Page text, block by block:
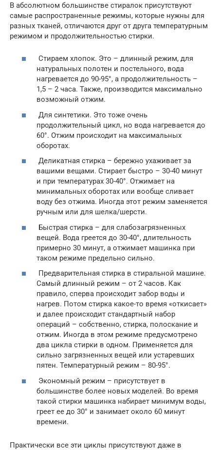
В абсолютном большинстве стиралок присутствуют
самые распространенные режимы, которые нужны для
разных тканей, отличаются друг от друга температурным
режимом и продолжительностью стирки.
Стираем хлопок. Это – длинный режим, для
натуральных полотен и постельного, вода
нагревается до 90-95°, а продолжительность –
1,5 – 2 часа. Также, производится максимально
возможный отжим.
Для синтетики. Это тоже очень
продолжительный цикл, но вода нагревается до
60°. Отжим происходит на максимальных
оборотах.
Деликатная стирка – бережно ухаживает за
вашими вещами. Стирает быстро – 30-40 минут
и при температурах 30-40°. Отжимает на
минимальных оборотах или вообще сливает
воду без отжима. Иногда этот режим заменяется
ручным или для шелка/шерсти.
Быстрая стирка – для слабозагрязненных
вещей. Вода греется до 30-40°, длительность
примерно 30 минут, а отжимает машинка при
таком режиме предельно сильно.
Предварительная стирка в стиральной машине.
Самый длинный режим – от 2 часов. Как
правило, сперва происходит забор воды и
нагрев. Потом стирка какое-то время «откисает»
и далее происходит стандартный набор
операций – собственно, стирка, полоскание и
отжим. Иногда в этом режиме предусмотрено
два цикла стирки в одном. Применяется для
сильно загрязненных вещей или устаревших
пятен. Температурный режим – 80-95°.
Экономный режим – присутствует в
большинстве более новых моделей. Во время
такой стирки машинка набирает минимум воды,
греет ее до 30° и занимает около 60 минут
времени.
Практически все эти циклы присутствуют даже в